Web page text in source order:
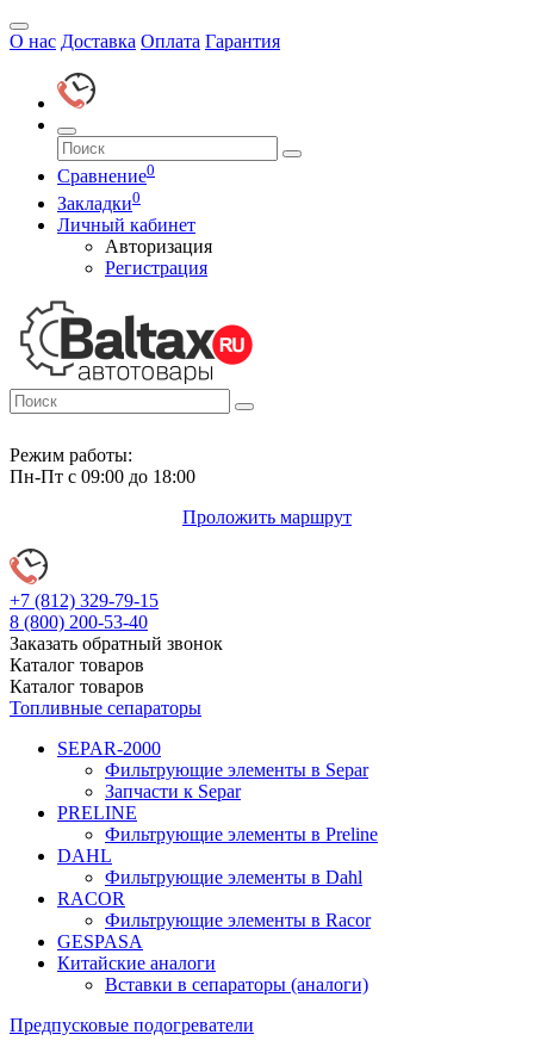
О нас Доставка Оплата Гарантия
Сравнение0
Закладки0
Личный кабинет
Авторизация
Регистрация
Режим работы:
Пн-Пт с 09:00 до 18:00
Проложить маршрут
+7 (812) 329-79-15
8 (800) 200-53-40
Заказать обратный звонок
Каталог товаров
Каталог товаров
Топливные сепараторы
SEPAR-2000
Фильтрующие элементы в Separ
Запчасти к Separ
PRELINE
Фильтрующие элементы в Preline
DAHL
Фильтрующие элементы в Dahl
RACOR
Фильтрующие элементы в Racor
GESPASA
Китайские аналоги
Вставки в сепараторы (аналоги)
Предпусковые подогреватели